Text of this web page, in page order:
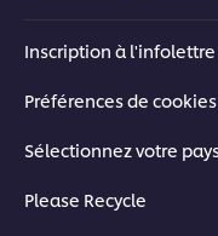
Inscription à l'infolettre
Préférences de cookies
Sélectionnez votre
Please Recycle